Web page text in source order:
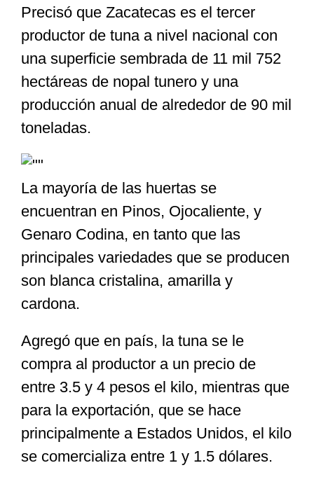
Precisó que Zacatecas es el tercer
productor de tuna a nivel nacional con
una superficie sembrada de 11 mil 752
hectáreas de nopal tunero y una
producción anual de alrededor de 90 mil
toneladas.
La mayoría de las huertas se
encuentran en Pinos, Ojocaliente, y
Genaro Codina, en tanto que las
principales variedades que se producen
son blanca cristalina, amarilla y
cardona.
Agregó que en país, la tuna se le
compra al productor a un precio de
entre 3.5 y 4 pesos el kilo, mientras que
para la exportación, que se hace
principalmente a Estados Unidos, el kilo
se comercializa entre 1 y 1.5 dólares.